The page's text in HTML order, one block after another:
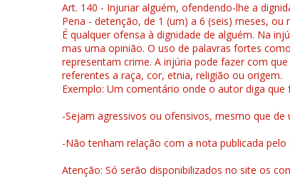
Art. 140 - Injuriar alguém, ofendendo-lhe a
Pena - detenção, de 1 (um) a 6 (seis) meses, ou
É qualquer ofensa à dignidade de alguém. Na
mas uma opinião. O uso de palavras fortes
representam crime. A injúria pode fazer com
referentes a raça, cor, etnia, religião ou origem.
Exemplo: Um comentário onde o autor diga
-Sejam agressivos ou ofensivos, mesmo que
-Não tenham relação com a nota publicada pelo
Atenção: Só serão disponibilizados no site os